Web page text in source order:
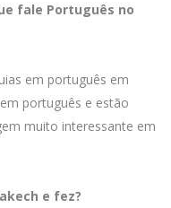
fale Português no
em português em
português e estão
muito interessante em
e fez?